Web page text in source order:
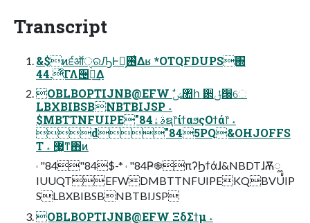
Transcript
&$ͷ੬ऑੑରԠͰԿ͕࢖͑Δʁ *OTQFDUPS΍
44.͋ͨΓΛ੔ཧ͢Δ
OBLBOPTIJNB@EFW ࣗݾ঺հ ઒ݪ੐େ
LBXBIBSBNBTBIJSP ˔
$MBTTNFUIPE"84ࣄۀຊ෦ίϯαϧςΟϯά෦ ˔
d"845PQ&OHJOFFS
T ˔ ޷͖ͳ΋ͷ
˓ "84"84$-* ˓ "84Ҏ֎πʔϦϯάɺ&NBDTɺѪೣ
IUUQTEFWDMBTTNFUIPEKQBVUIP
SLBXBIBSBNBTBIJSP
OBLBOPTIJNB@EFW ΞδΣϯμ ˔